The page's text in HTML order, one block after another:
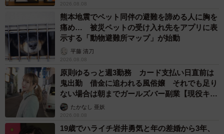
2026.08.08
熊本地震でペット同伴の避難を諦める人に胸を
痛め… 被災ペットの受け入れ先をアプリに表
示する「動物避難所マップ」が始動
平藤 清刀
2026.08.08
原則ゆるっと週3勤務 カード支払い日直前は
鬼出勤 借金に追われる風俗嬢 それでも足り
ない場合は朝までガールズバー副業【現役キャ
ストに取材】
たかなし 亜妖
2026.08.08
19歳でハライチ岩井勇気と年の差婚から3年、